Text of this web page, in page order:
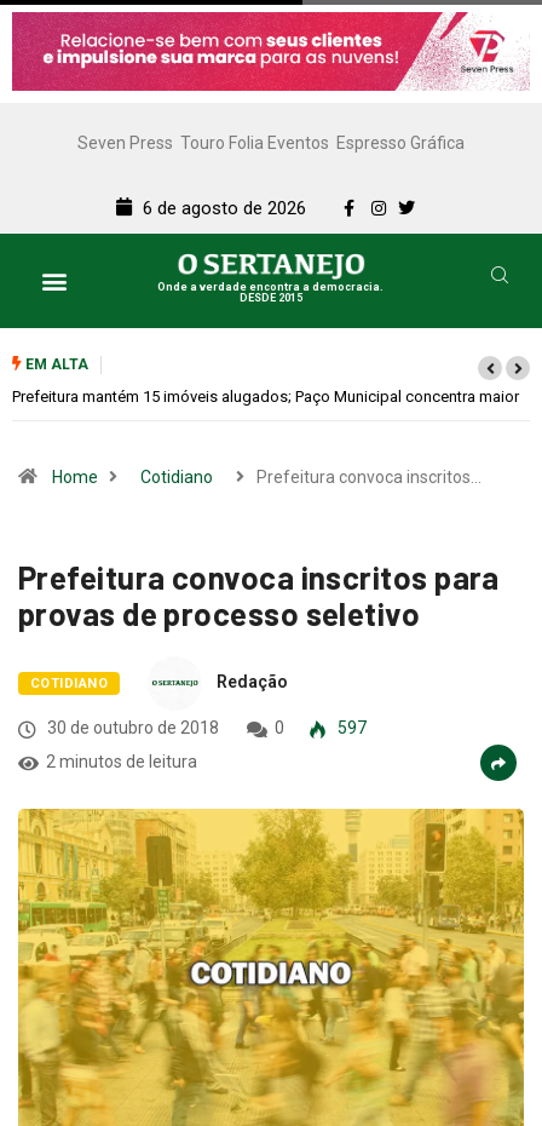
Seven Press Touro Folia Eventos Espresso Gráfica
6 de agosto de 2026
Onde a verdade encontra a democracia.
DESDE 2015
EM ALTA
Colina promove 1º Fórum de Turismo para discutir desenvolvimento
Home Cotidiano Prefeitura convoca inscritos…
Prefeitura convoca inscritos para
provas de processo seletivo
COTIDIANO Redação
30 de outubro de 2018 0
597
2 minutos de leitura